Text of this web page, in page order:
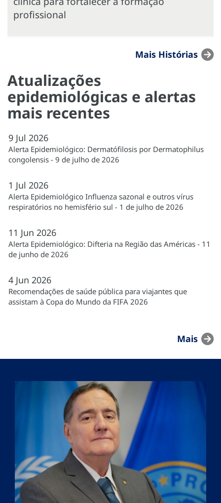
profissional
Mais Histórias
Atualizações
epidemiológicas e alertas
mais recentes
9 Jul 2026
Alerta Epidemiológico: Dermatófilosis por Dermatophilus
congolensis - 9 de julho de 2026
1 Jul 2026
Alerta Epidemiológico Influenza sazonal e outros vírus
respiratórios no hemisfério sul - 1 de julho de 2026
11 Jun 2026
Alerta Epidemiológico: Difteria na Região das Américas - 11
de junho de 2026
4 Jun 2026
Recomendações de saúde pública para viajantes que
assistam à Copa do Mundo da FIFA 2026
Mais